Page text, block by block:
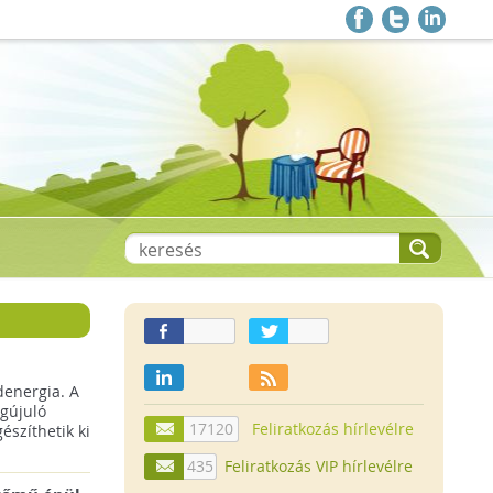
A
ki
17120
Feliratkozás hírlevélre
435
Feliratkozás VIP hírlevélre